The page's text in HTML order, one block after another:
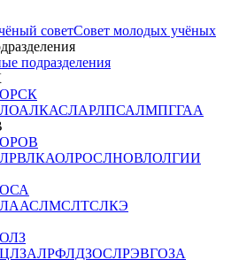
советСовет молодых учёных
подразделения
ОРСК
ЛОАЛКАСЛАРЛПСАЛМПГГАА
ОРОВ
ЛРВЛКАОЛРОСЛНОВЛОЛГИИ
ОСА
ЛААСЛМСЛТСЛКЭ
ОЛЗ
ЦЛЗАЛРФЛДЗОСЛРЭВГОЗА